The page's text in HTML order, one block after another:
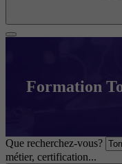
Formation
Que recherchez-vous?
métier, certification...